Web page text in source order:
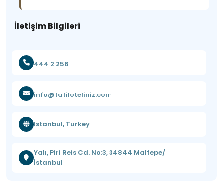
İletişim Bilgileri
444 2 256
info@tatiloteliniz.com
Istanbul, Turkey
Yalı, Piri Reis Cd. No:3, 34844 Maltepe/
İstanbul